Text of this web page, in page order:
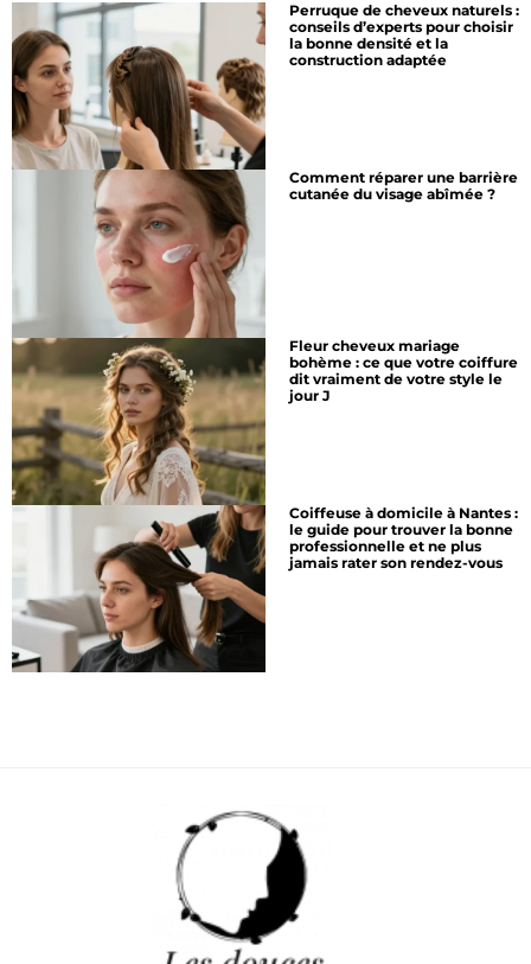
Perruque de cheveux naturels :
conseils d’experts pour choisir
la bonne densité et la
construction adaptée
Comment réparer une barrière
cutanée du visage abîmée ?
Fleur cheveux mariage
bohème : ce que votre coiffure
dit vraiment de votre style le
jour J
Coiffeuse à domicile à Nantes :
le guide pour trouver la bonne
professionnelle et ne plus
jamais rater son rendez-vous